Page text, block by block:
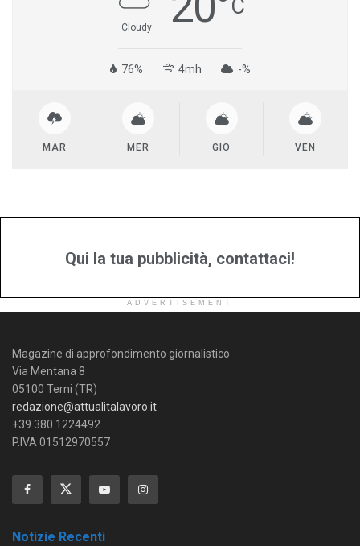
Cloudy
C
76% 4mh -%
MAR MER GIO VEN
Qui la tua pubblicità, contattaci!
ADVERTISEMENT
Magazine di approfondimento giornalistico
Via Mentana 8
05100 Terni (TR)
redazione@attualitalavoro.it
+39 380 1224492
P.IVA 01512970557
Notizie Recenti